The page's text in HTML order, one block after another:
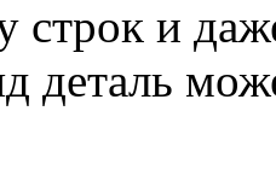
строк и
деталь